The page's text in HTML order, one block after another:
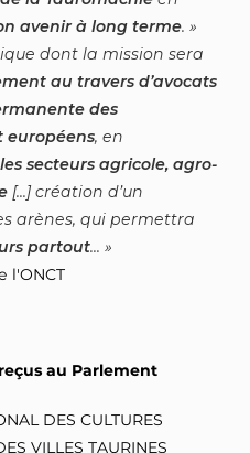
avenir à long terme.
dont la mission sera
au travers d’avocats
des
européens, en
secteurs agricole, agro-
[...] création d’un
arènes, qui permettra
partout...
l'ONCT
au Parlement
DES CULTURES
VILLES TAURINES